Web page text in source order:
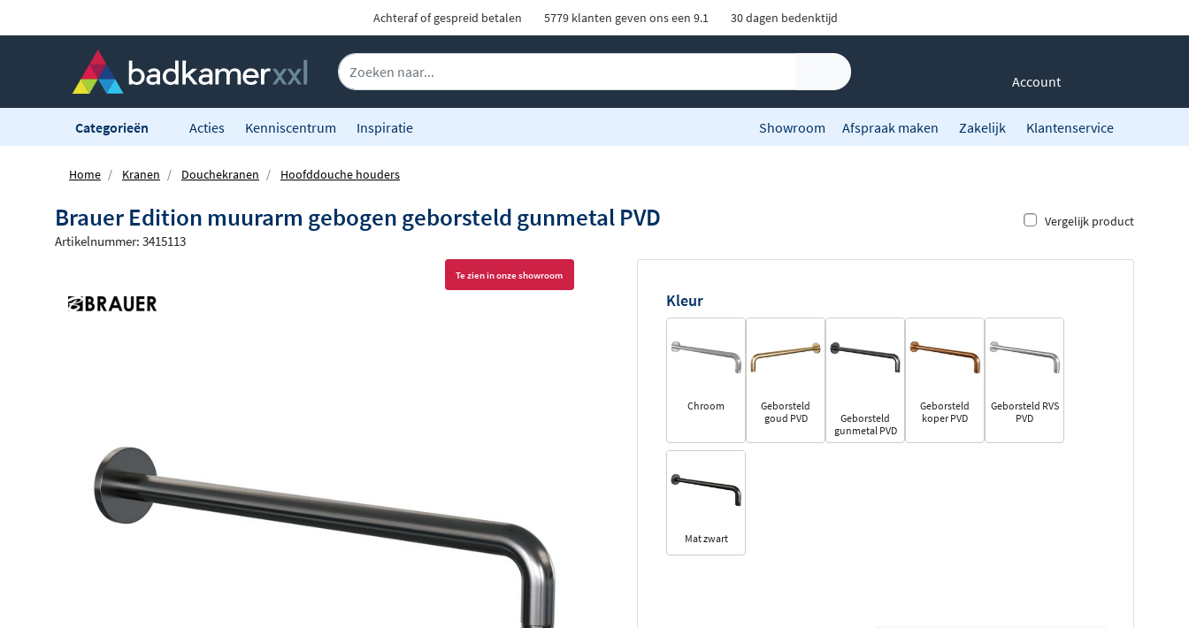
Achteraf of gespreid betalen 5779 klanten geven ons een 9.1 30 dagen bedenktijd
Account
Categorieën Acties Kenniscentrum Inspiratie Showroom Afspraak maken Zakelijk Klantenservice
Home Kranen Douchekranen Hoofddouche houders
Brauer Edition muurarm gebogen geborsteld gunmetal PVD Vergelijk product
Artikelnummer: 3415113
Te zien in onze showroom
Kleur
Chroom
Geborsteld
goud PVD
Geborsteld
gunmetal PVD
Geborsteld
koper PVD
Geborsteld RVS
PVD
Mat zwart